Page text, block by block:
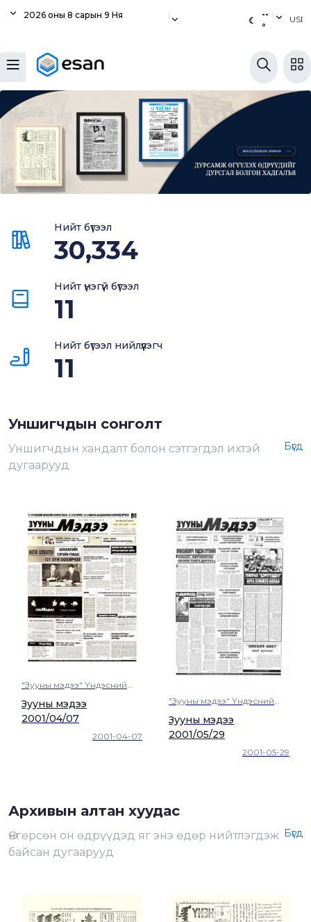
2026 оны 8 сарын 9 Ня |
☾
--
°
| USD
Хуулбар шалгуур
Нэгдсэн сангаас шалгаж
хуулбарын түвшин тогтоох.
Судлаачийн булан
Судалгааны тэмдэглэлээ хадгалах,
хуваалцах.
Нийт бүтээл
30,334
Нийт үнэгүй бүтээл
11
Нийт бүтээл нийлүүлэгч
11
Уншигчдын сонголт
Уншигчдын хандалт болон сэтгэгдэл ихтэй
дугаарууд
Бүгд
"Зууны мэдээ" Үндэсний
Зууны мэдээ
2001/04/07
2001-04-07
"Зууны мэдээ" Үндэсний
Зууны мэдээ
2001/05/29
2001-05-29
Архивын алтан хуудас
Өнгөрсөн он өдрүүдэд яг энэ өдөр нийтлэгдэж
байсан дугаарууд
Бүгд